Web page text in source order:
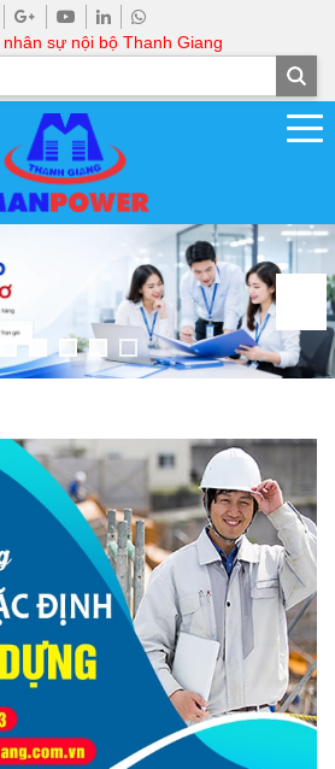
sự nội bộ Thanh Giang